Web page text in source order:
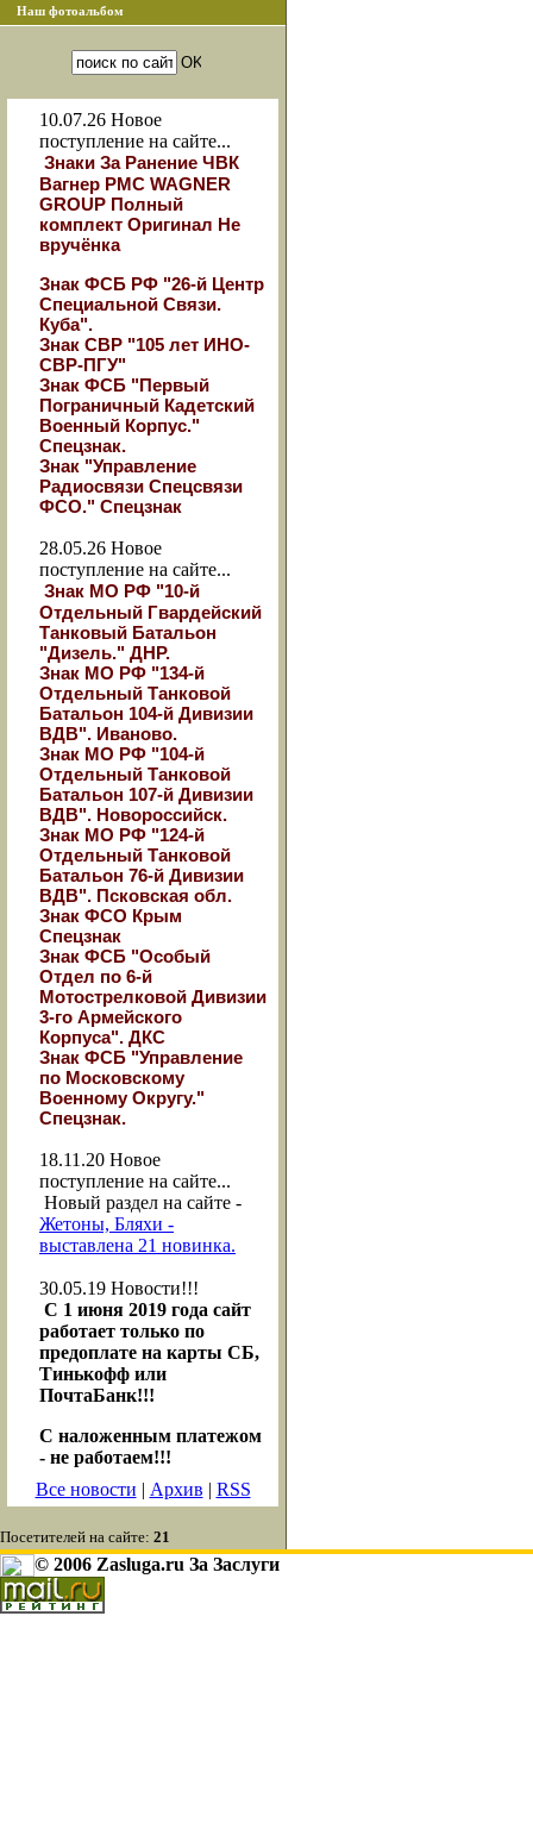
Наш фотоальбом
10.07.26 Новое
поступление на сайте...
Знаки За Ранение ЧВК
Вагнер РМС WAGNER
GROUP Полный
комплект Оригинал Не
вручёнка
Знак ФСБ РФ "26-й Центр
Специальной Связи.
Куба".
Знак СВР "105 лет ИНО-
СВР-ПГУ"
Знак ФСБ "Первый
Пограничный Кадетский
Военный Корпус."
Спецзнак.
Знак "Управление
Радиосвязи Спецсвязи
ФСО." Спецзнак
28.05.26 Новое
поступление на сайте...
Знак МО РФ "10-й
Отдельный Гвардейский
Танковый Батальон
"Дизель." ДНР.
Знак МО РФ "134-й
Отдельный Танковой
Батальон 104-й Дивизии
ВДВ". Иваново.
Знак МО РФ "104-й
Отдельный Танковой
Батальон 107-й Дивизии
ВДВ". Новороссийск.
Знак МО РФ "124-й
Отдельный Танковой
Батальон 76-й Дивизии
ВДВ". Псковская обл.
Знак ФСО Крым
Спецзнак
Знак ФСБ "Особый
Отдел по 6-й
Мотострелковой Дивизии
3-го Армейского
Корпуса". ДКС
Знак ФСБ "Управление
по Московскому
Военному Округу."
Спецзнак.
18.11.20 Новое
поступление на сайте...
Новый раздел на сайте -
Жетоны, Бляхи -
выставлена 21 новинка.
30.05.19 Новости!!!
С 1 июня 2019 года сайт
работает только по
предоплате на карты СБ,
Тинькофф или
ПочтаБанк!!!
С наложенным платежом
- не работаем!!!
Все новости | Архив | RSS
Посетителей на сайте: 21
© 2006 Zasluga.ru За Заслуги